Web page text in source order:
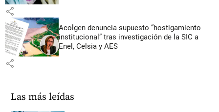
share
Acolgen denuncia supuesto “hostigamiento
institucional” tras investigación de la SIC a
Enel, Celsia y AES
share
Las más leídas